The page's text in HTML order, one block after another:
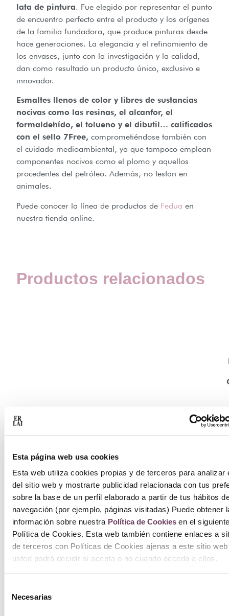
Esta página web usa cookies
Esta web utiliza cookies propias y de terceros para analizar
del sitio web y mostrarte publicidad relacionada con tus
sobre la base de un perfil elaborado a partir de tus hábitos
navegación (por ejemplo, páginas visitadas) Puede obtener
información sobre nuestra Política de Cookiesen el
Política de Cookies. Esta web también contiene enlaces a
de terceros con Políticas de Cookies ajenas a este sitio web
usted podrá decidir si acepta o no cuando acceda a ellos.
Necesarias
lata de pintura. Fue elegido por representar el punto
de encuentro perfecto entre el producto y los orígenes
de la familia fundadora, que produce pinturas desde
hace generaciones. La elegancia y el refinamiento de
los envases, junto con la investigación y la calidad,
dan como resultado un producto único, exclusivo e
innovador.
Esmaltes llenos de color y libres de sustancias
nocivas como las resinas, el alcanfor, el
formaldehído, el tolueno y el dibutil… calificados
con el sello 7Free, comprometiéndose también con
el cuidado medioambiental, ya que tampoco emplean
componentes nocivos como el plomo y aquellos
procedentes del petróleo. Además, no testan en
animales.
Puede conocer la línea de productos de Fedua en
nuestra tienda online.
Productos relacionados